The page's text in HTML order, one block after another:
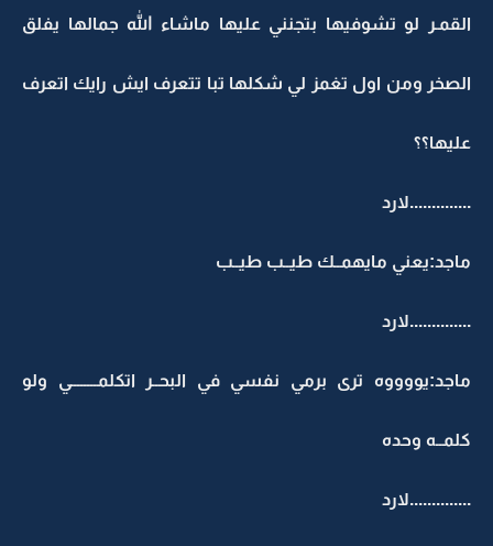
القمـر لو تشوفيها بتجنني عليها ماشاء الله جمالها يفلق
الصخر ومن اول تغمز لي شكلها تبا تتعرف ايش رايك اتعرف
عليها؟؟
..............لارد
ماجد:يعني مايهمــك طيــب طيــب
..............لارد
ماجد:يووووه ترى برمي نفسي في البحــر اتكلمــــــــي ولو
كلمــه وحده
..............لارد